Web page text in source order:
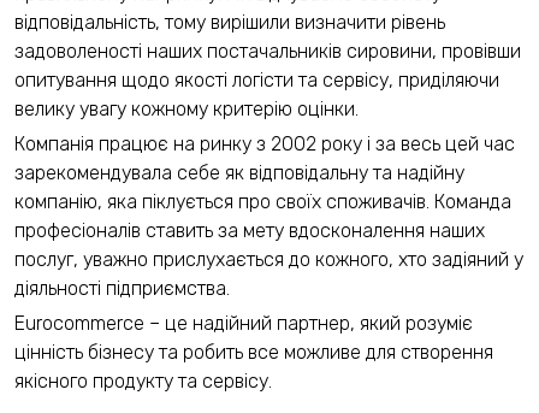
відповідальність, тому вирішили визначити рівень
задоволеності наших постачальників сировини, провівши
опитування щодо якості логісти та сервісу, приділяючи
велику увагу кожному критерію оцінки.
Компанія працює на ринку з 2002 року і за весь цей час
зарекомендувала себе як відповідальну та надійну
компанію, яка піклується про своїх споживачів. Команда
професіоналів ставить за мету вдосконалення наших
послуг, уважно прислухається до кожного, хто задіяний у
діяльності підприємства.
Eurocommerce – це надійний партнер, який розуміє
цінність бізнесу та робить все можливе для створення
якісного продукту та сервісу.